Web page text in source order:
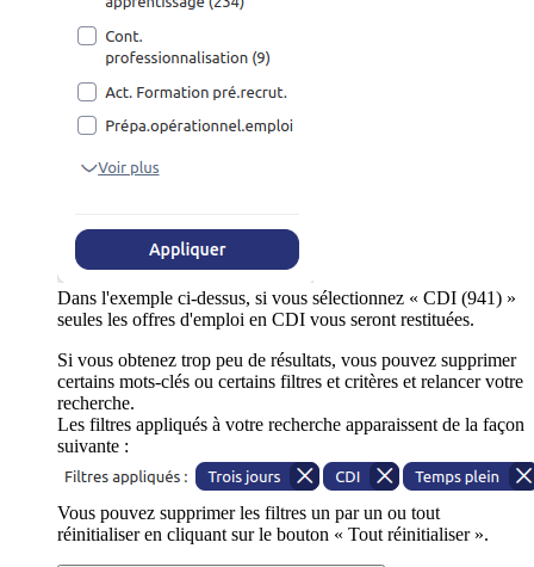
Dans l'exemple ci-dessus, si vous sélectionnez « CDI (941) »
seules les offres d'emploi en CDI vous seront restituées.
Si vous obtenez trop peu de résultats, vous pouvez supprimer
certains mots-clés ou certains filtres et critères et relancer votre
recherche.
Les filtres appliqués à votre recherche apparaissent de la façon
suivante :
Vous pouvez supprimer les filtres un par un ou tout
réinitialiser en cliquant sur le bouton « Tout réinitialiser ».